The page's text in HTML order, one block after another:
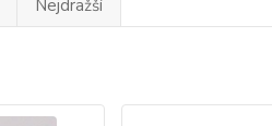
Nejdražší